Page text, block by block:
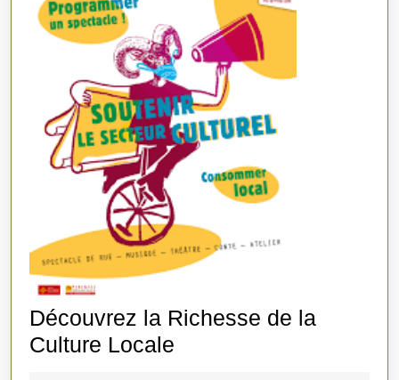
Découvrez la Richesse de la
Culture Locale